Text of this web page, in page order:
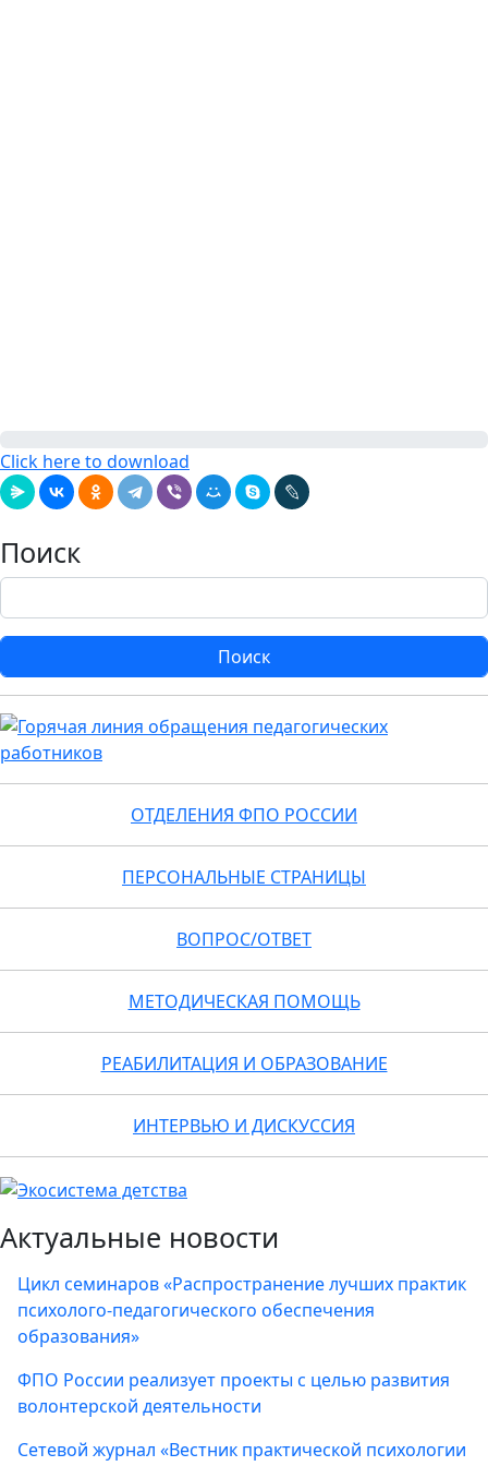
Click here to download
Поиск
Поиск
ОТДЕЛЕНИЯ ФПО РОССИИ
ПЕРСОНАЛЬНЫЕ СТРАНИЦЫ
ВОПРОС/ОТВЕТ
МЕТОДИЧЕСКАЯ ПОМОЩЬ
РЕАБИЛИТАЦИЯ И ОБРАЗОВАНИЕ
ИНТЕРВЬЮ И ДИСКУССИЯ
Актуальные новости
Цикл семинаров «Распространение лучших практик
психолого-педагогического обеспечения
образования»
ФПО России реализует проекты с целью развития
волонтерской деятельности
Сетевой журнал «Вестник практической психологии